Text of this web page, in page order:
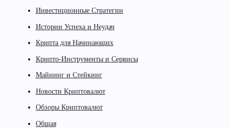
Инвестиционные Стратегии
Истории Успеха и Неудач
Крипта для Начинающих
Крипто-Инструменты и Сервисы
Майнинг и Стейкинг
Новости Криптовалют
Обзоры Криптовалют
Общая